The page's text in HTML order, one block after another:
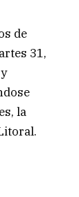
de
31,
la